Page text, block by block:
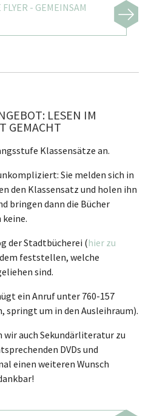
- GEMEINSAM
LESEN IM
GEMACHT
Klassensätze an.
Sie melden sich in
den Klassensatz und holen ihn
bringen dann die Bücher
der Stadtbücherei (hier zu
feststellen, welche
sind.
ein Anruf unter 760-157
springt um in den Ausleihraum).
auch Sekundärliteratur zu
DVDs und
einen weiteren Wunsch